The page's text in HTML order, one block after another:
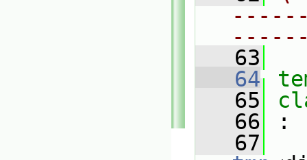
   63
   64
   65
   66
:
   67